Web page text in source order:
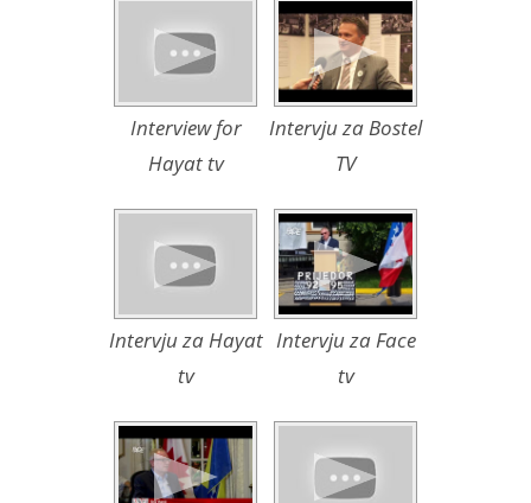
Interview for
Hayat tv
Intervju za Bostel
TV
Intervju za Hayat
tv
Intervju za Face
tv